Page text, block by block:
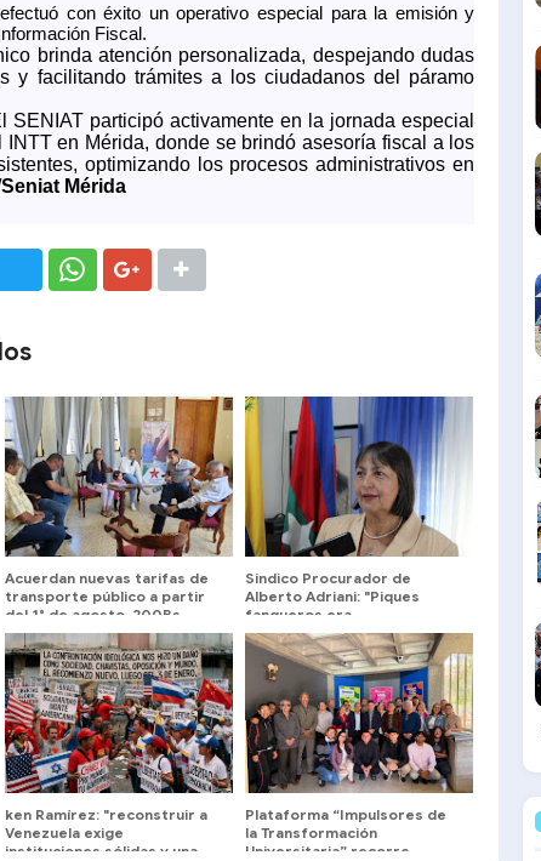
con éxito un operativo especial para la emisión y
Fiscal.
brinda atención personalizada, despejando dudas
y facilitando trámites a los ciudadanos del páramo
SENIAT participó activamente en la jornada especial
en Mérida, donde se brindó asesoría fiscal a los
optimizando los procesos administrativos en
Seniat Mérida
Acuerdan nuevas tarifas de
transporte público a partir
del 1° de agosto, 200Bs
Urbano, 230Bs intermedio y
260Bs largo
Sindico Procurador de
Alberto Adriani: "Piques
fangueros era
responsabilidad exclusiva de
sus promotores
ken Ramírez: "reconstruir a
Venezuela exige
instituciones sólidas y una
Plataforma “Impulsores de
la Transformación
Universitaria” recorre